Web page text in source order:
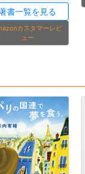
書一覧を見る
カスタマーレビ
ュー